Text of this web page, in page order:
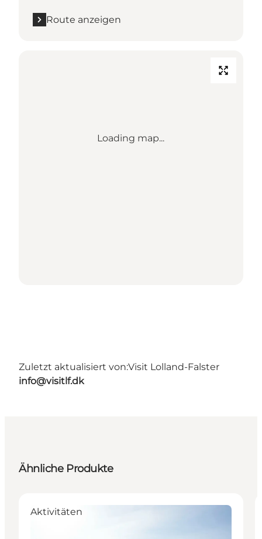
Route anzeigen
Loading map...
Zuletzt aktualisiert von:Visit Lolland-Falster
info@visitlf.dk
Ähnliche Produkte
Aktivitäten